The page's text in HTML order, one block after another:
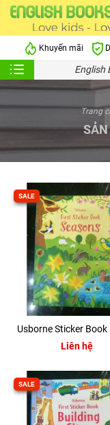
English
Khuyến mãi
Trang
SALE
Liên hệ
SALE